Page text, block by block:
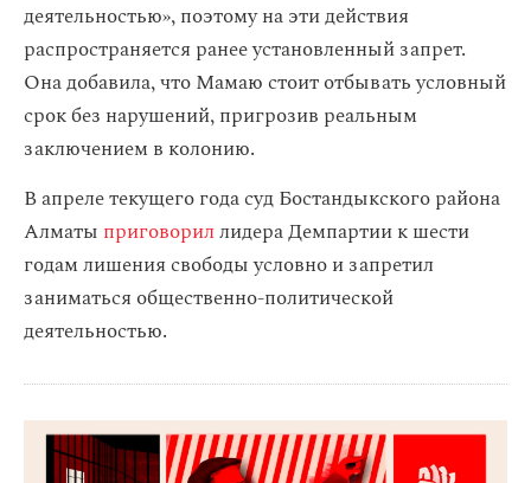
деятельностью», поэтому на эти действия
распространяется ранее установленный запрет.
Она добавила, что Мамаю стоит отбывать условный
срок без нарушений, пригрозив реальным
заключением в колонию.
В апреле текущего года суд Бостандыкского района
Алматы приговориллидера Демпартии к шести
годам лишения свободы условно и запретил
заниматься общественно-политической
деятельностью.